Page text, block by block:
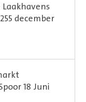
december
18 Juni